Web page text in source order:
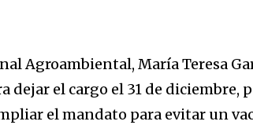
Agroambiental, María Teresa
dejar el cargo el 31 de diciembre,
el mandato para evitar un